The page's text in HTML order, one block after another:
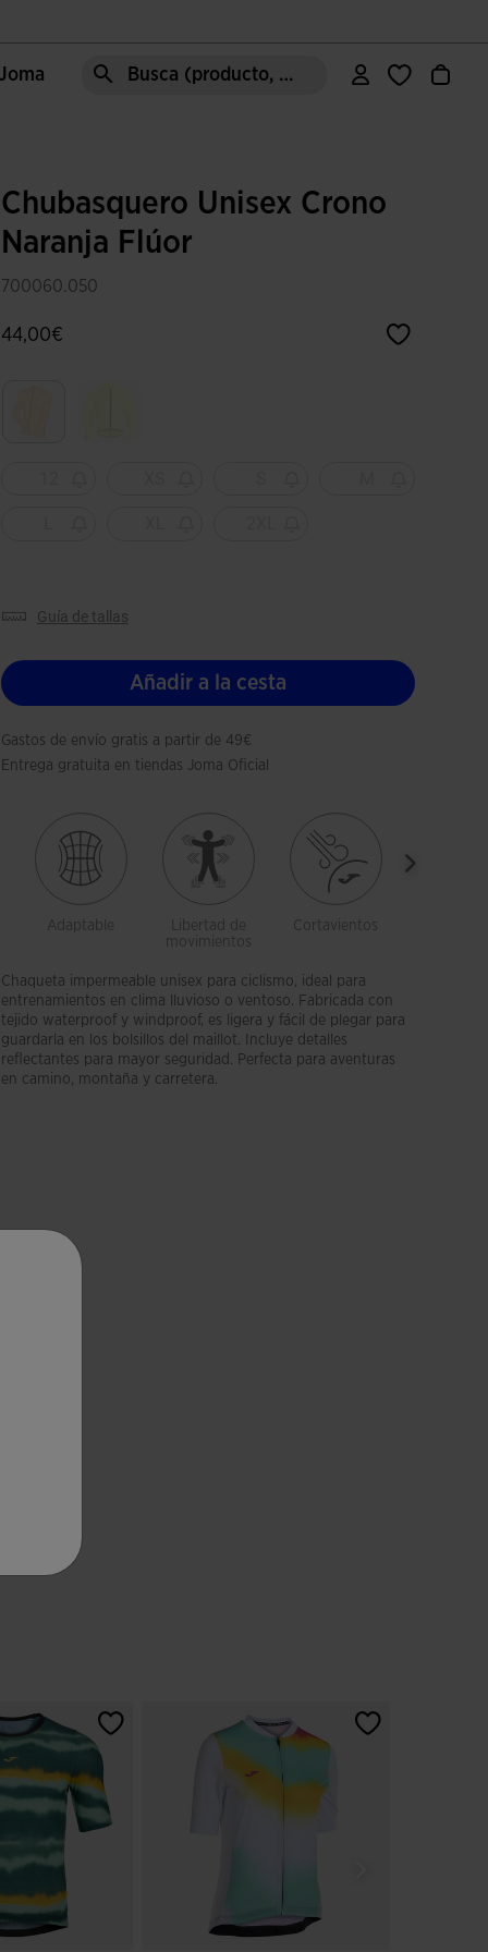
Busca (producto, estilo, área, ect.)
Chubasquero Unisex Crono
Naranja Flúor
700060.050
44,00€
guía de tallas
Añadir a la cesta
Gastos de envío gratis a partir de 49€
Entrega gratuita en tiendas Joma Oficial
Adaptable
Libertad de
movimientos
Cortavientos
Chaqueta impermeable unisex para ciclismo, ideal para
entrenamientos en clima lluvioso o ventoso. Fabricada con
tejido waterproof y windproof, es ligera y fácil de plegar para
guardarla en los bolsillos del maillot. Incluye detalles
reflectantes para mayor seguridad. Perfecta para aventuras
en camino, montaña y carretera.